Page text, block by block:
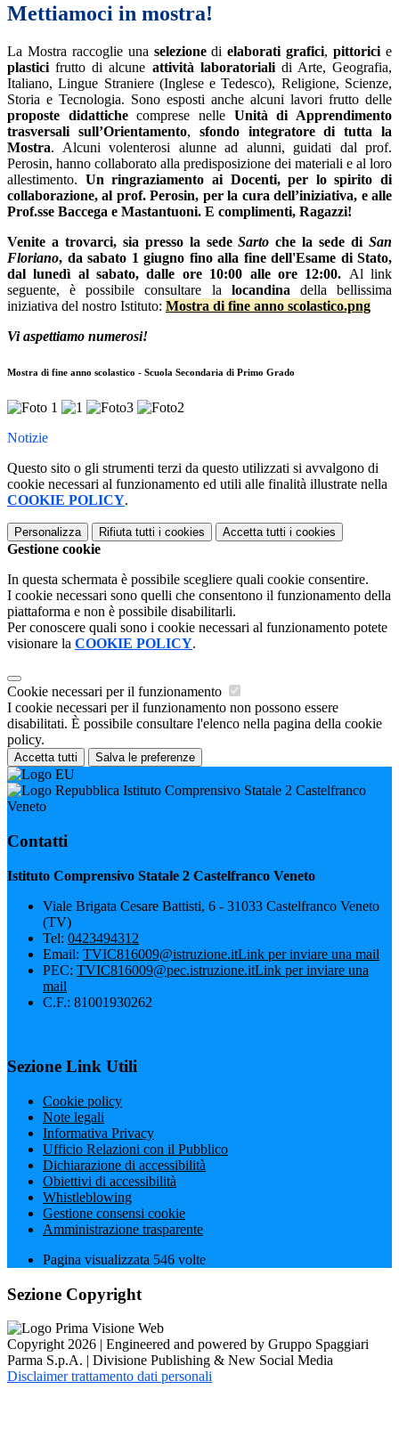
Mettiamoci in mostra!
La Mostra raccoglie una selezionedi elaborati grafici,pittorici e
plastici frutto di alcune attività laboratorialidi Arte, Geografia,
Italiano, Lingue Straniere (Inglese e Tedesco), Religione, Scienze,
Storia e Tecnologia. Sono esposti anche alcuni lavori frutto delle
proposte didattichecomprese nelle Unità di Apprendimento
trasversali sull’Orientamento, sfondo integratore di tutta la
Mostra. Alcuni volenterosi alunne ad alunni, guidati dal prof.
Perosin, hanno collaborato alla predisposizione dei materiali e al loro
allestimento. Un ringraziamento ai Docenti, per lo spirito di
collaborazione, al prof. Perosin, per la cura dell’iniziativa, e alle
Prof.sse Baccega e Mastantuoni. E complimenti, Ragazzi!
Venite a trovarci, sia presso la sedeSarto che la sede diSan
Floriano, da sabato 1 giugno fino alla fine dell'Esame di Stato,
dal lunedì al sabato, dalle ore 10:00 alle ore 12:00. Al link
seguente, è possibile consultare la locandina della bellissima
iniziativa del nostro Istituto: Mostra di fine anno scolastico.png
Vi aspettiamo numerosi!
Mostra di fine anno scolastico - Scuola Secondaria di Primo Grado
Notizie
Questo sito o gli strumenti terzi da questo utilizzati si avvalgono di
cookie necessari al funzionamento ed utili alle finalità illustrate nella
COOKIE POLICY.
Personalizza Rifiuta tutti i cookies Accetta tutti i cookies
Gestione cookie
In questa schermata è possibile scegliere quali cookie consentire.
I cookie necessari sono quelli che consentono il funzionamento della
piattaforma e non è possibile disabilitarli.
Per conoscere quali sono i cookie necessari al funzionamento potete
visionare la COOKIE POLICY.
Cookie necessari per il funzionamento
I cookie necessari per il funzionamento non possono essere
disabilitati. È possibile consultare l'elenco nella pagina della cookie
policy.
Accetta tutti Salva le preferenze
Istituto Comprensivo Statale 2 Castelfranco
Veneto
Contatti
Istituto Comprensivo Statale 2 Castelfranco Veneto
Viale Brigata Cesare Battisti, 6 - 31033 Castelfranco Veneto
(TV)
Tel: 0423494312
Email: TVIC816009@istruzione.itLink per inviare una mail
PEC: TVIC816009@pec.istruzione.itLink per inviare una
mail
C.F.: 81001930262
Sezione Link Utili
Cookie policy
Note legali
Informativa Privacy
Ufficio Relazioni con il Pubblico
Dichiarazione di accessibilità
Obiettivi di accessibilità
Whistleblowing
Gestione consensi cookie
Amministrazione trasparente
Pagina visualizzata 546 volte
Sezione Copyright
Copyright 2026 | Engineered and powered by Gruppo Spaggiari
Parma S.p.A. | Divisione Publishing & New Social Media
Disclaimer trattamento dati personali